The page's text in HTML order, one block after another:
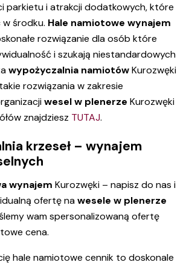
parkietu i atrakcji dodatkowych, które
w środku. Hale namiotowe wynajem
rozwiązanie dla osób które
i szukają niestandardowych
wypożyczalnia namiotówKurozwęki
rozwiązania w zakresie
wesel w plenerze Kurozwęki
znajdziesz TUTAJ.
krzeseł – wynajem
wynajem Kurozwęki – napisz do nas i
ofertę nawesele w plenerze
wam spersonalizowaną ofertę
cena.
hale namiotowe cennik to doskonale